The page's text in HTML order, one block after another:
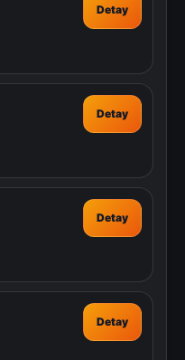
Detay
Detay
Detay
Detay